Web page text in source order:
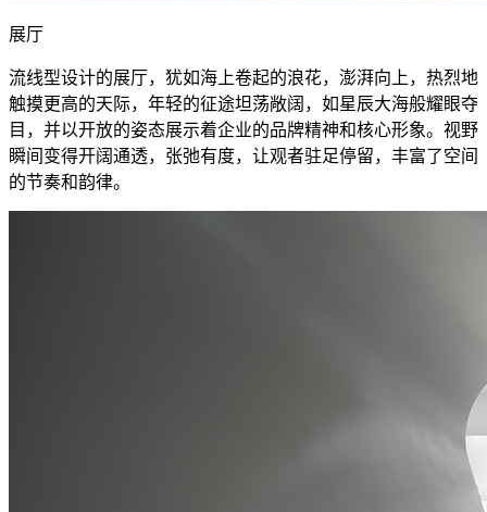
展厅
流线型设计的展厅，犹如海上卷起的浪花，澎湃向上，热烈地
触摸更高的天际，年轻的征途坦荡敞阔，如星辰大海般耀眼夺
目，并以开放的姿态展示着企业的品牌精神和核心形象。视野
瞬间变得开阔通透，张弛有度，让观者驻足停留，丰富了空间
的节奏和韵律。